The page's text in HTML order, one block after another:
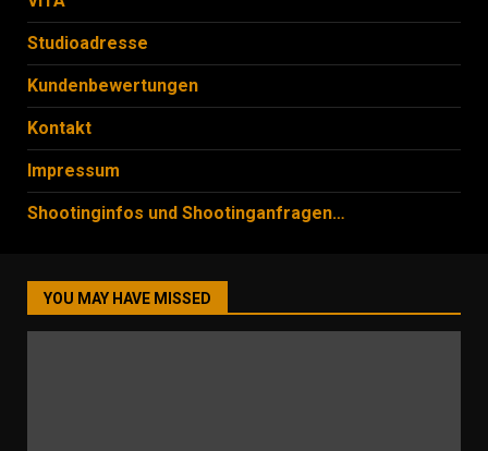
Studioadresse
Kundenbewertungen
Kontakt
Impressum
Shootinginfos und Shootinganfragen…
YOU MAY HAVE MISSED